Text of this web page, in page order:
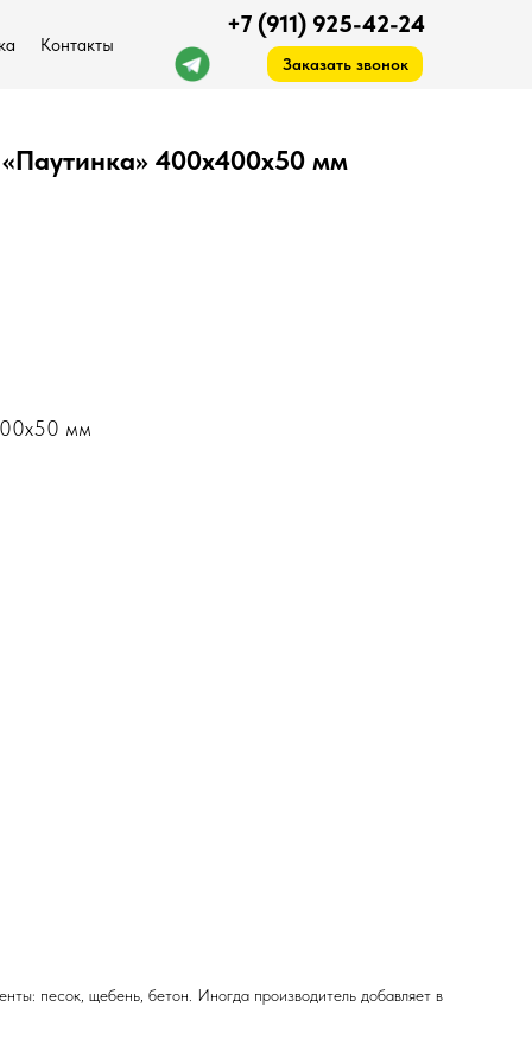
Контакты
+7 (911) 925-42-24
Заказать звонок
400х400х50 мм
мм
песок, щебень, бетон. Иногда производитель добавляет в